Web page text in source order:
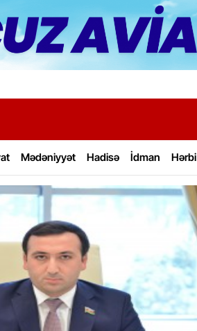
Mədəniyyət Hadisə İdman Hərbi